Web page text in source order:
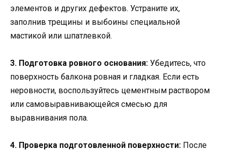
элементов и других дефектов. Устраните их,
заполнив трещины и выбоины специальной
мастикой или шпатлевкой.
3. Подготовка ровного основания: Убедитесь, что
поверхность балкона ровная и гладкая. Если есть
неровности, воспользуйтесь цементным раствором
или самовыравнивающейся смесью для
выравнивания пола.
4. Проверка подготовленной поверхности: После